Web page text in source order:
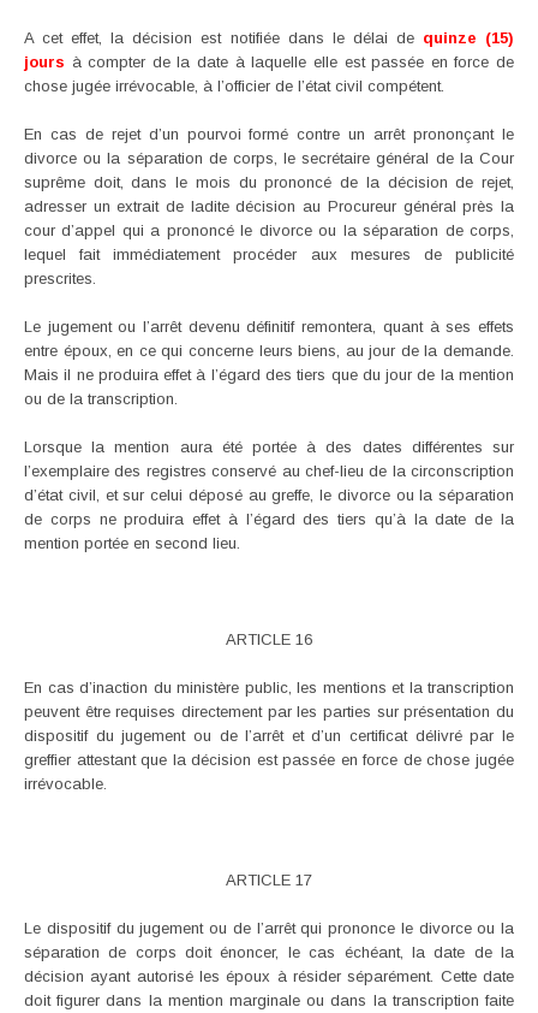
A cet effet, la décision est notifiée dans le délai de quinze (15)
jours à compter de la date à laquelle elle est passée en force de
chose jugée irrévocable, à l’officier de l’état civil compétent.
En cas de rejet d’un pourvoi formé contre un arrêt prononçant le
divorce ou la séparation de corps, le secrétaire général de la Cour
suprême doit, dans le mois du prononcé de la décision de rejet,
adresser un extrait de ladite décision au Procureur général près la
cour d’appel qui a prononcé le divorce ou la séparation de corps,
lequel fait immédiatement procéder aux mesures de publicité
prescrites.
Le jugement ou l’arrêt devenu définitif remontera, quant à ses effets
entre époux, en ce qui concerne leurs biens, au jour de la demande.
Mais il ne produira effet à l’égard des tiers que du jour de la mention
ou de la transcription.
Lorsque la mention aura été portée à des dates différentes sur
l’exemplaire des registres conservé au chef-lieu de la circonscription
d’état civil, et sur celui déposé au greffe, le divorce ou la séparation
de corps ne produira effet à l’égard des tiers qu’à la date de la
mention portée en second lieu.
ARTICLE 16
En cas d’inaction du ministère public, les mentions et la transcription
peuvent être requises directement par les parties sur présentation du
dispositif du jugement ou de l’arrêt et d’un certificat délivré par le
greffier attestant que la décision est passée en force de chose jugée
irrévocable.
ARTICLE 17
Le dispositif du jugement ou de l’arrêt qui prononce le divorce ou la
séparation de corps doit énoncer, le cas échéant, la date de la
décision ayant autorisé les époux à résider séparément. Cette date
doit figurer dans la mention marginale ou dans la transcription faite